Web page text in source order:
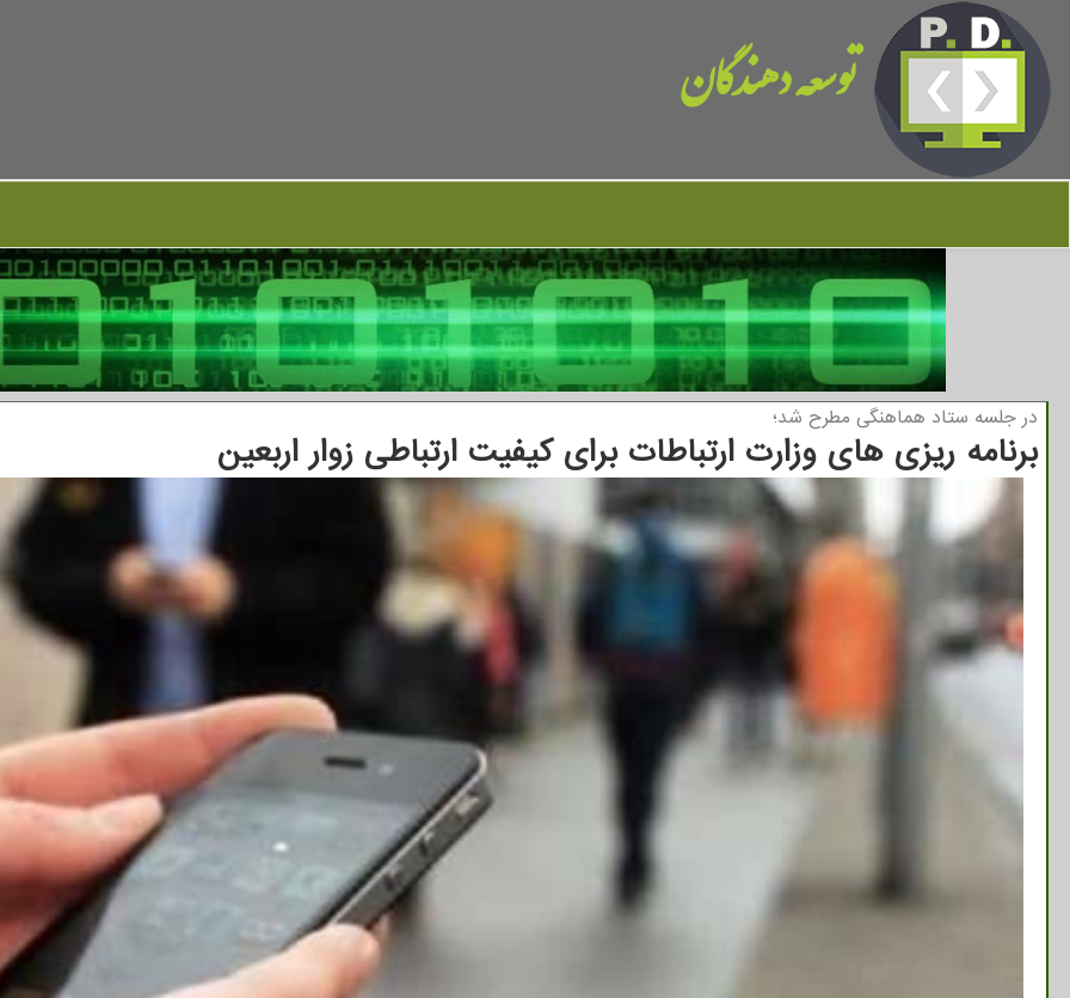
توسعه دهندگان
در جلسه ستاد هماهنگی مطرح شد؛
برنامه ریزی های وزارت ارتباطات برای کیفیت ارتباطی زوار اربعین